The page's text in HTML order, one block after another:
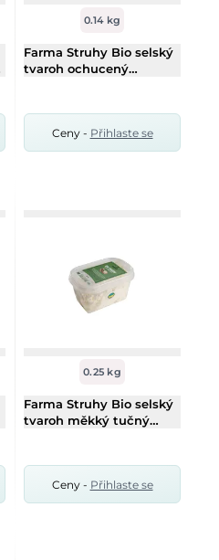
0.14 kg
Farma Struhy Bio selský
tvaroh ochucený
Ceny - Přihlaste se
0.25 kg
Farma Struhy Bio selský
tvaroh měkký tučný
Ceny - Přihlaste se